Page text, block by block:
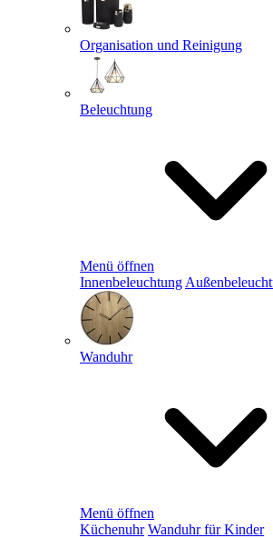
Organisation und Reinigung
Beleuchtung
Menü öffnen
Innenbeleuchtung
Wanduhr
Menü öffnen
Küchenuhr Wanduhr für Kinder